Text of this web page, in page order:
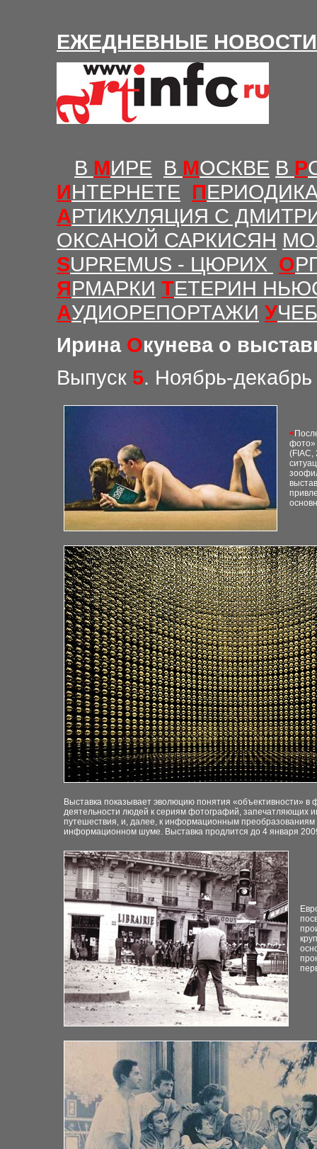
ЕЖЕДНЕВНЫЕ НОВОСТИ
В МИРЕ В МОСКВЕ В Р
ИНТЕРНЕТЕ П
АРТИКУЛЯЦИЯ С
ОКСАНОЙ САРКИСЯН
SUPREMUS - ЦЮРИХ О
ЯРМАРКИ ТЕТЕРИН
АУДИОРЕПОРТАЖИ У
Ирина Окунева о
Выпуск 5. Ноябрь-декабрь
<
фото»
(FIAC,
Выставка показывает эволюцию понятия «объективности»
деятельности людей к сериям фотографий, запечатляющих
путешествия, и, далее, к информационным преобразованиям
информационном шуме. Выставка продлится до 4 января